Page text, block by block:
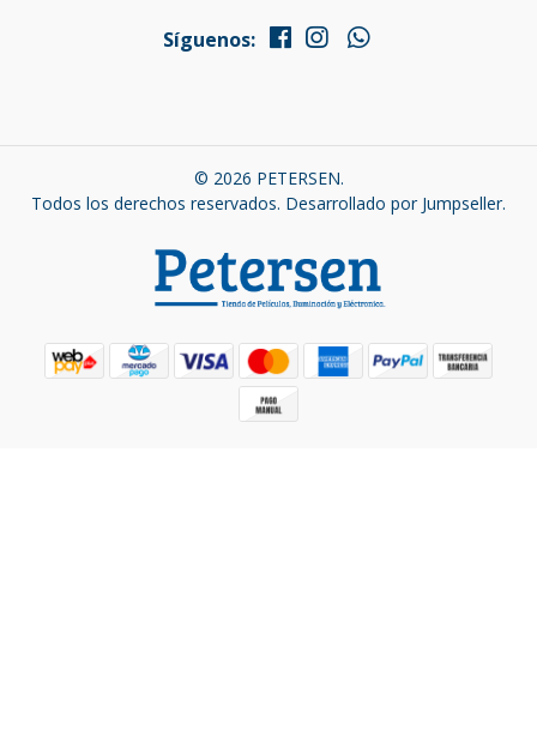
Síguenos:
© 2026 PETERSEN.
Todos los derechos reservados. Desarrollado por Jumpseller.